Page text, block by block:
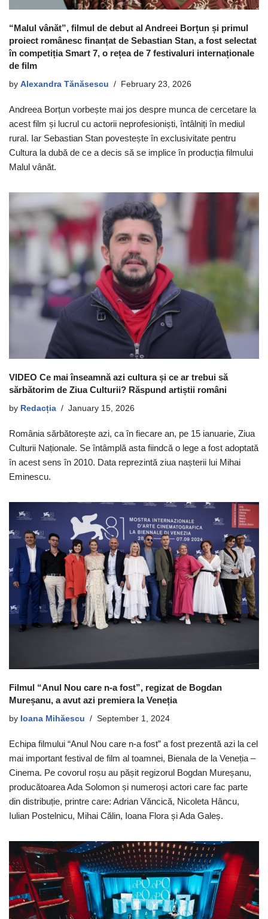
“Malul vânăt”, filmul de debut al Andreei Borțun și primul
proiect românesc finanțat de Sebastian Stan, a fost selectat
în competiția Smart 7, o rețea de 7 festivaluri internaționale
de film
by Alexandra Tănăsescu February 23, 2026
Andreea Borțun vorbește mai jos despre munca de cercetare la
acest film și lucrul cu actorii neprofesioniști, întâlniți în mediul
rural. Iar Sebastian Stan povestește în exclusivitate pentru
Cultura la dubă de ce a decis să se implice în producția filmului
Malul vânăt.
VIDEO Ce mai înseamnă azi cultura și ce ar trebui să
sărbătorim de Ziua Culturii? Răspund artiștii români
by Redacția January 15, 2026
România sărbătorește azi, ca în fiecare an, pe 15 ianuarie, Ziua
Culturii Naționale. Se întâmplă asta fiindcă o lege a fost adoptată
în acest sens în 2010. Data reprezintă ziua nașterii lui Mihai
Eminescu.
Filmul “Anul Nou care n-a fost”, regizat de Bogdan
Mureșanu, a avut azi premiera la Veneția
by Ioana Mihăescu September 1, 2024
Echipa filmului “Anul Nou care n-a fost” a fost prezentă azi la cel
mai important festival de film al toamnei, Bienala de la Veneția –
Cinema. Pe covorul roșu au pășit regizorul Bogdan Mureșanu,
producătoarea Ada Solomon și numeroși actori care fac parte
din distribuție, printre care: Adrian Văncică, Nicoleta Hâncu,
Iulian Postelnicu, Mihai Călin, Ioana Flora și Ada Galeș.